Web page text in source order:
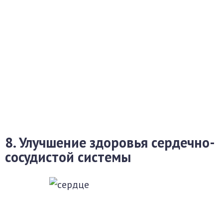
8. Улучшение здоровья сердечно-
сосудистой системы